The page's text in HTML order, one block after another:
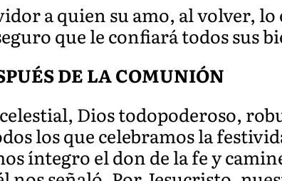
a quien su amo, al volver,
que le confiará todos sus
DE LA COMUNIÓN
celestial, Dios todopoderoso,
los que celebramos la
íntegro el don de la fe y